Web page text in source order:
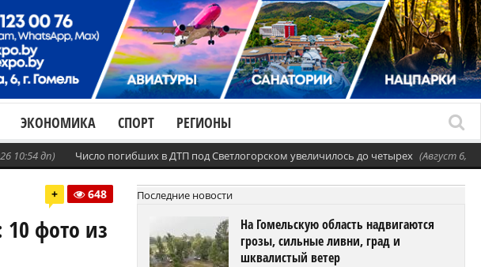
ЭКОНОМИКА СПОРТ РЕГИОНЫ
10:54 дп) Число погибших в ДТП под Светлогорском увеличилось до четырех (Август 6,
+ 648
фото из
Последние новости
На Гомельскую область надвигаются
грозы, сильные ливни, град и
шквалистый ветер